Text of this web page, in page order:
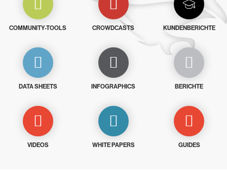
COMMUNITY-TOOLS CROWDCASTS KUNDENBERICHTE
DATA SHEETS INFOGRAPHICS BERICHTE
VIDEOS WHITE PAPERS GUIDES